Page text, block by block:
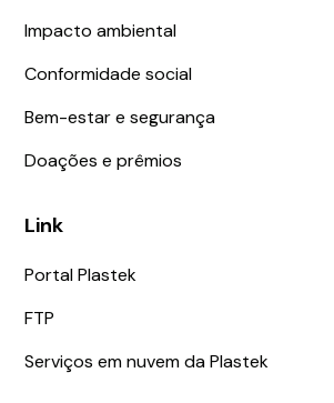
Impacto ambiental
Conformidade social
Bem-estar e segurança
Doações e prêmios
Link
Portal Plastek
FTP
Serviços em nuvem da Plastek